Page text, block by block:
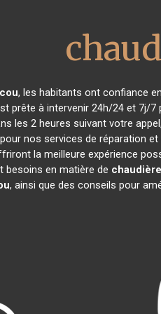
, les habitants ont confiance
prête à intervenir 24h/24 et 7j/
les 2 heures suivant votre
nos services de réparation et
la meilleure expérience
besoins en matière de
, ainsi que des conseils pour